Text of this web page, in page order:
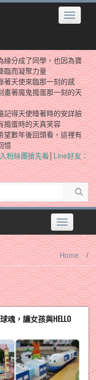
Toggle
緣分成了同學，也因為寶
臨而凝聚力量
著天使來臨那一刻的感
畫著魔鬼搗蛋那一刻的天
記得天使睡著時的安詳臉
搗蛋時的天真笑容
望數年後回頭看，這裡有
憶
粉絲團搶先看│Line好友：
Toggle
navigation
Home /
魂，讓女孩與HELLO